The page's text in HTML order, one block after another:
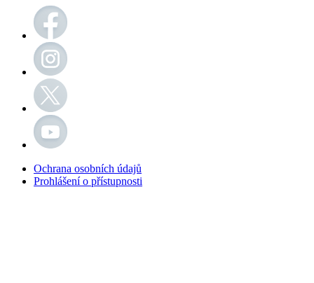
Ochrana osobních údajů
Prohlášení o přístupnosti